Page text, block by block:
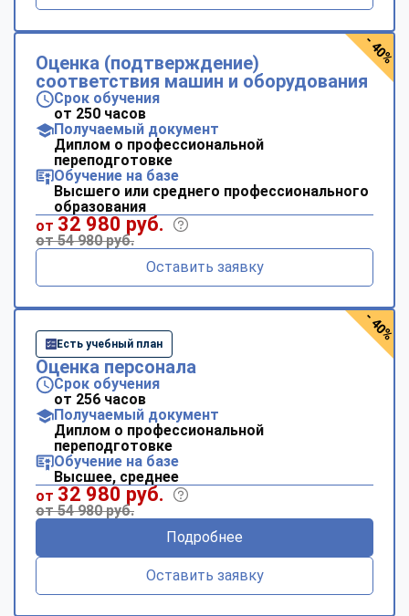
Оценка (подтверждение)
соответствия машин и оборудования
Срок обучения
от 250 часов
Получаемый документ
Диплом о профессиональной
переподготовке
Обучение на базе
Высшего или среднего профессионального
образования
от 32 980 руб.
от 54 980 руб.
Оставить заявку
- 40%
Есть учебный план
Оценка персонала
Срок обучения
от 256 часов
Получаемый документ
Диплом о профессиональной
переподготовке
Обучение на базе
Высшее, среднее
от 32 980 руб.
от 54 980 руб.
Подробнее
Оставить заявку
- 40%